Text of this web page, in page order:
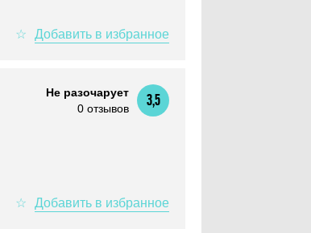
Не разочарует
0 отзывов
3,5